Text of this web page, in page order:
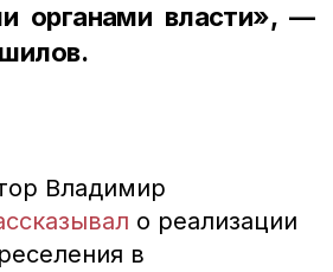
органами власти», —
Владимир
о реализации
в